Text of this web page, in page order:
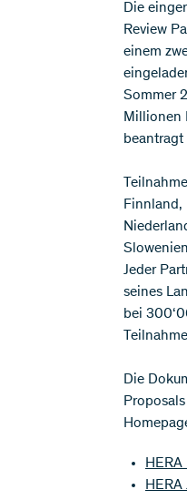
Die
Review
einem
Sommer
Millionen
beantragt
Finnland,
Jeder
seines
bei
Die